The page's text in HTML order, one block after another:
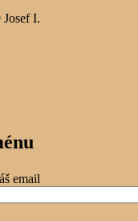
email